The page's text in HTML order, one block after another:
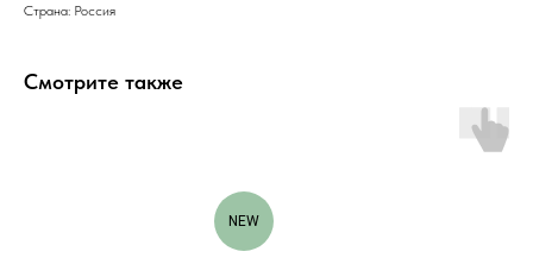
Страна: Россия
Смотрите также
NEW